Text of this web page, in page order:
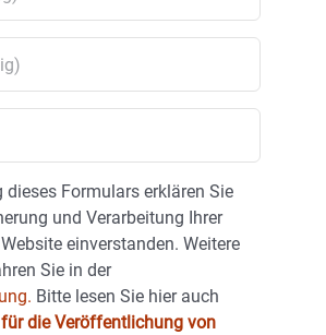
dieses Formulars erklären Sie
und Verarbeitung Ihrer
einverstanden. Weitere
Sie in der
Bitte lesen Sie hier auch
die Veröffentlichung von